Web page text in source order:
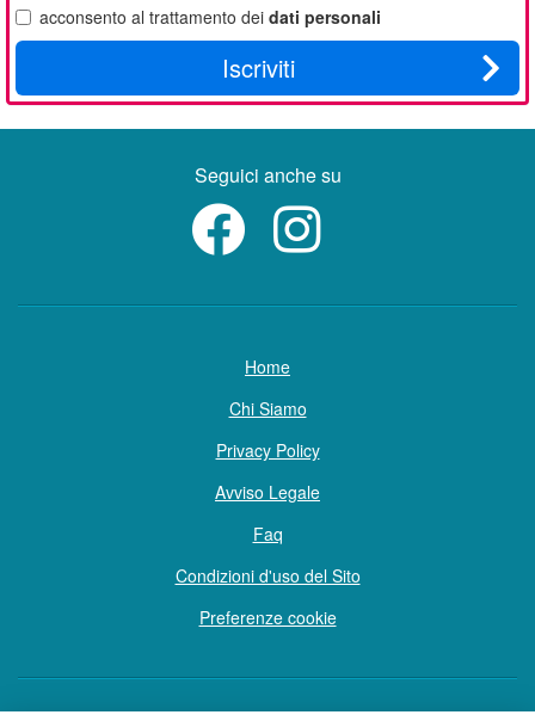
acconsento al trattamento dei dati personali
Iscriviti
Seguici anche su
Home
Chi Siamo
Privacy Policy
Avviso Legale
Faq
Condizioni d'uso del Sito
Preferenze cookie